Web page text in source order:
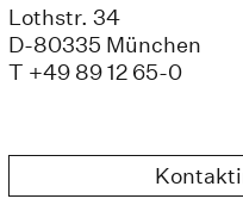
Lothstr. 34
D-80335 München
T +49 89 12 65-0